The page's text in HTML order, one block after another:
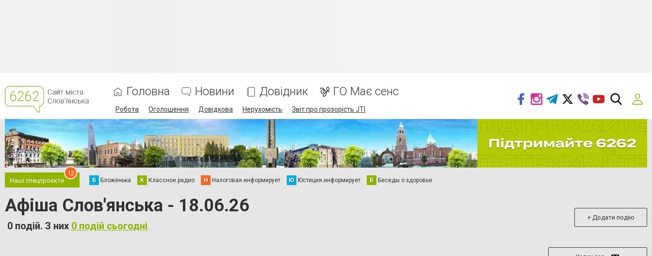
Головна Новини Довідник ГО Має сенс
Робота Оголошення Довідкова Нерухомість Звіт про прозорість JTI
Наші спецпроєкти
12
Б Бложенька К Классное радио Н Налоговая информирует Ю Юстиция информирует Б Беседы о здоровье
Афіша Слов'янська - 18.06.26
0 подій. З них 0 подій сьогодні
+ Додати подію